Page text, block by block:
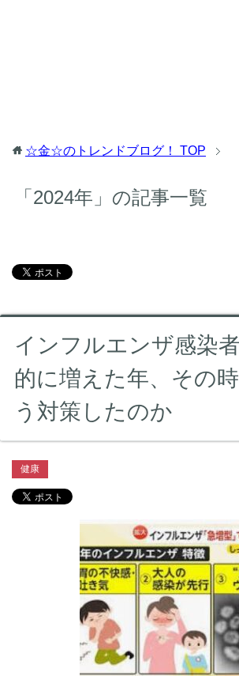
☆金☆のトレンドブログ！ TOP
「2024年」の記事一覧
インフルエンザ感染
的に増えた年、その
う対策したのか
健康